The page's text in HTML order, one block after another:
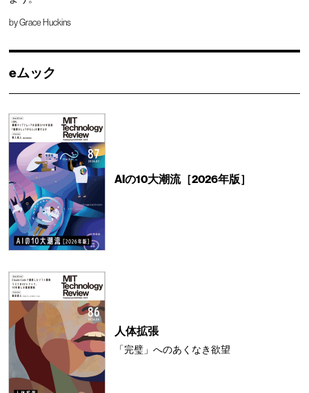
byGrace Huckins
eムック
AIの10大潮流［2026年版］
人体拡張
「完璧」へのあくなき欲望